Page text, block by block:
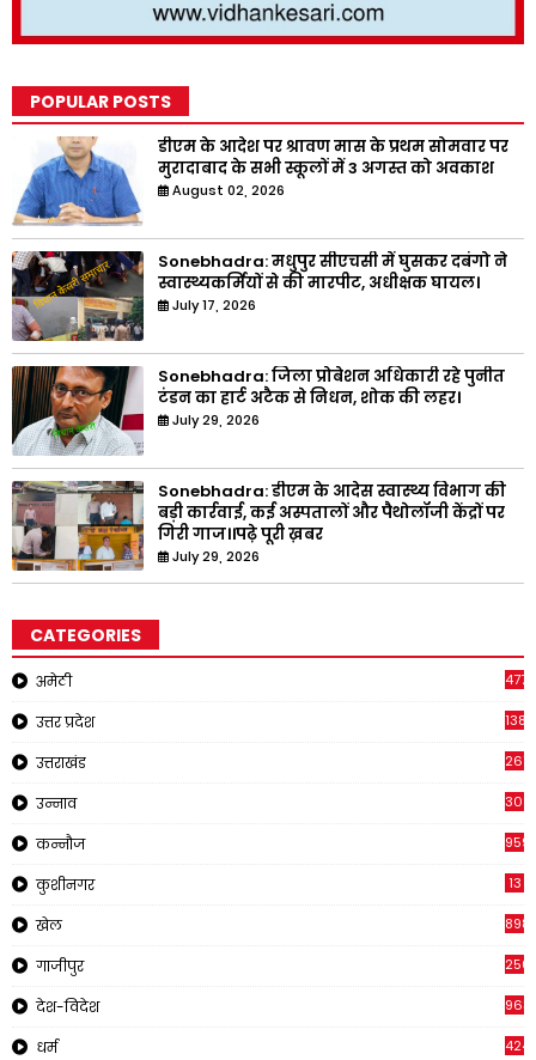
POPULAR POSTS
डीएम के आदेश पर श्रावण मास के प्रथम सोमवार पर
मुरादाबाद के सभी स्कूलों में 3 अगस्त को अवकाश
August 02, 2026
Sonebhadra: मधुपुर सीएचसी में घुसकर दबंगो ने
स्वास्थ्यकर्मियों से की मारपीट, अधीक्षक घायल।
July 17, 2026
Sonebhadra: जिला प्रोबेशन अधिकारी रहे पुनीत
टंडन का हार्ट अटैक से निधन, शोक की लहर।
July 29, 2026
Sonebhadra: डीएम के आदेस स्वास्थ्य विभाग की
बड़ी कार्रवाई, कई अस्पतालों और पैथोलॉजी केंद्रों पर
गिरी गाज।।पढ़े पूरी ख़बर
July 29, 2026
CATEGORIES
अमेठी 4771
उत्तर प्रदेश 1381
उत्तराखंड
उन्नाव 308
कन्नौज 959
कुशीनगर 13
खेल 898
गाजीपुर 250
देश-विदेश 963
धर्म 424